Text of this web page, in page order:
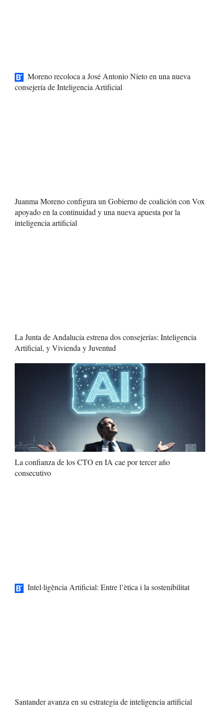
Moreno recoloca a José Antonio Nieto en una nueva
consejería de Inteligencia Artificial
Juanma Moreno configura un Gobierno de coalición con Vox
apoyado en la continuidad y una nueva apuesta por la
inteligencia artificial
La Junta de Andalucía estrena dos consejerías: Inteligencia
Artificial, y Vivienda y Juventud
La confianza de los CTO en IA cae por tercer año
consecutivo
Intel·ligència Artificial: Entre l’ètica i la sostenibilitat
Santander avanza en su estrategia de inteligencia artificial